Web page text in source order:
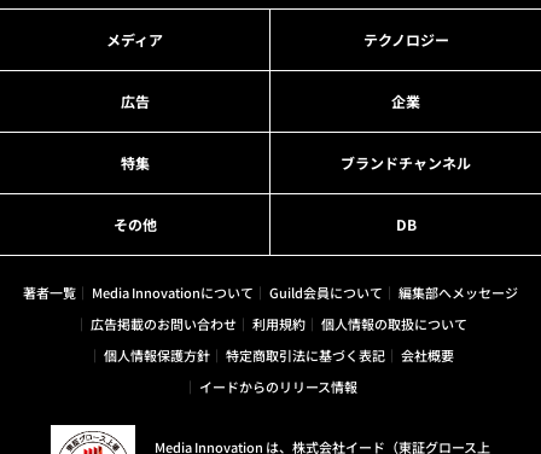
メディア テクノロジー
広告 企業
特集 ブランドチャンネル
その他 DB
著者一覧 Media Innovationについて Guild会員について
編集部へメッセージ
広告掲載のお問い合わせ
利用規約
個人情報の取扱について
個人情報保護方針
特定商取引法に基づく表記
会社概要
イードからのリリース情報
Media Innovation は、株式会社イード（東証グロース上